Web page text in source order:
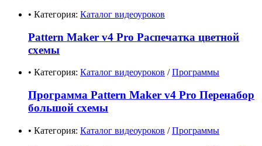
• Категория: Каталог видеоуроков
Pattern Maker v4 Pro Распечатка цветной
схемы
• Категория: Каталог видеоуроков /Программы
Программа Pattern Maker v4 Pro Перенабор
большой схемы
• Категория: Каталог видеоуроков /Программы